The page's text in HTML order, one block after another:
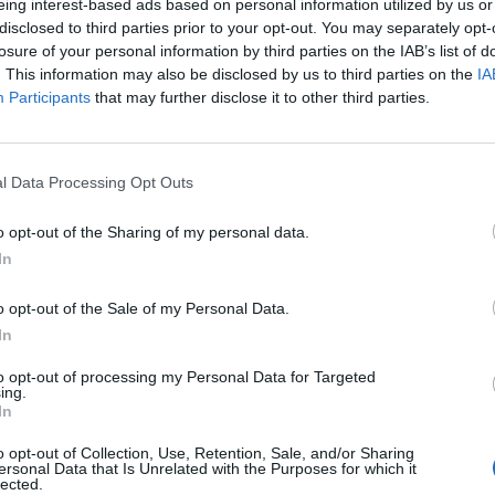
interest-based ads based on personal information utilized by us
to third parties prior to your opt-out. You may separately
of your personal information by third parties on the IAB’s list of
This information may also be disclosed by us to third parties on the
Participants that may further disclose it to other third parties.
Data Processing Opt Outs
opt-out of the Sharing of my personal data.
opt-out of the Sale of my Personal Data.
opt-out of processing my Personal Data for Targeted
opt-out of Collection, Use, Retention, Sale, and/or Sharing
Data that Is Unrelated with the Purposes for which it
Wine Roots
una piattaforma enoculturale nel
si presenta un nuovo collettivo di 18 produttori pronto a